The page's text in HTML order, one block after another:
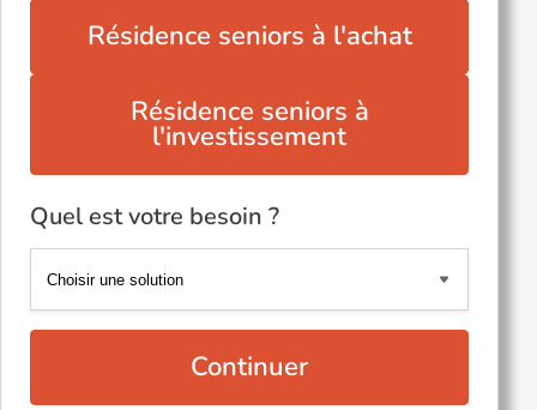
Résidence seniors à l'achat
Résidence seniors à
l'investissement
Quel est votre besoin ?
Continuer